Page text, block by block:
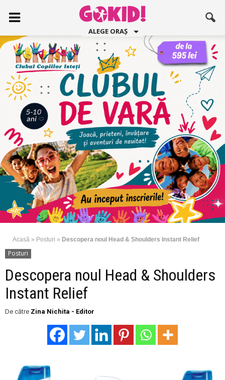
ALEGE ORAȘ
Acasă » Posturi » Descopera noul Head & Shoulders Instant Relief
Posturi
Descopera noul Head & Shoulders
Instant Relief
De către Zina Nichita - Editor